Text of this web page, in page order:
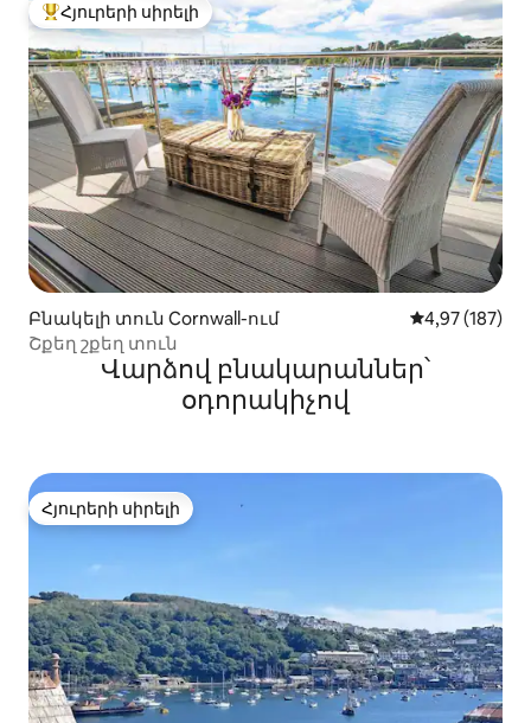
Հյուրերի սիրելի լավագույն տները
Հյուրերի սիրելի
Բնակելի տուն Cornwall-ում Միջին
4,97 (187)
Շքեղ շքեղ տուն
Վարձով բնակարաններ՝
օդորակիչով
Հյուրերի սիրելի
Հյուրերի սիրելի